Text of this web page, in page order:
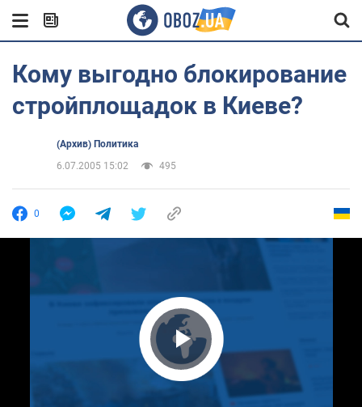
Кому выгодно блокирование
стройплощадок в Киеве?
(Архив) Политика
6.07.2005 15:02
495
0
Play Video